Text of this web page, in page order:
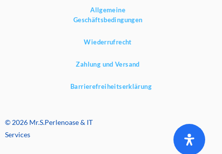
Allgemeine
Geschäftsbedingungen
Wiederrufrecht
Zahlung und Versand
Barrierefreiheitserklärung
© 2026 Mr.S.Perlenoase & IT
Services